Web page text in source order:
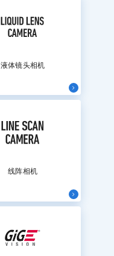
液体镜头相机
线阵相机